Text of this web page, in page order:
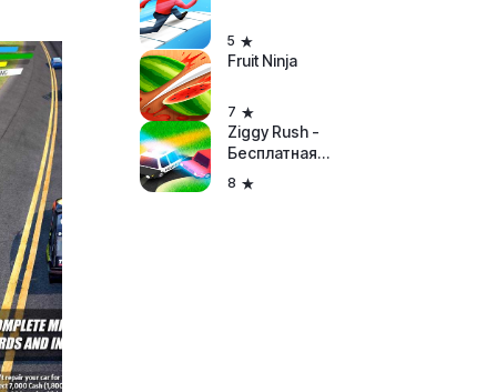
5
Fruit Ninja
7
Ziggy Rush -
Бесплатная
забавная
казуальная
8